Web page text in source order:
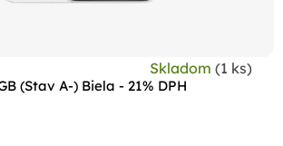
(Stav A-) Biela - 21% DPH
Skladom (1 ks)